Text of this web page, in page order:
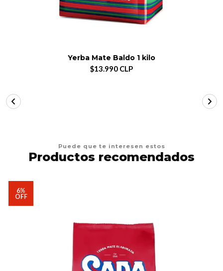
Yerba Mate Baldo 1 kilo
$13.990 CLP
Puede que te interesen estos
Productos recomendados
6%
OFF